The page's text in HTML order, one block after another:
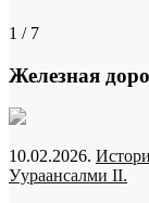
1 / 7
Железная
10.02.2026.
Уураансалми II.